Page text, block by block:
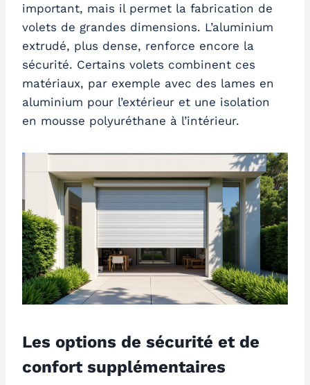
important, mais il permet la fabrication de
volets de grandes dimensions. L’aluminium
extrudé, plus dense, renforce encore la
sécurité. Certains volets combinent ces
matériaux, par exemple avec des lames en
aluminium pour l’extérieur et une isolation
en mousse polyuréthane à l’intérieur.
Les options de sécurité et de
confort supplémentaires